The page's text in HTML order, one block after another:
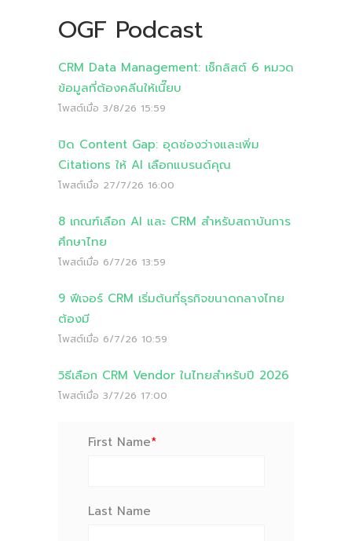
OGF Podcast
CRM Data Management: เช็กลิสต์ 6 หมวด
ข้อมูลที่ต้องคลีนให้เนี๊ยบ
โพสต์เมื่อ 3/8/26 15:59
ปิด Content Gap: อุดช่องว่างและเพิ่ม
Citations ให้ AI เลือกแบรนด์คุณ
โพสต์เมื่อ 27/7/26 16:00
8 เกณฑ์เลือก AI และ CRM สำหรับสถาบันการ
ศึกษาไทย
โพสต์เมื่อ 6/7/26 13:59
9 ฟีเจอร์ CRM เริ่มต้นที่ธุรกิจขนาดกลางไทย
ต้องมี
โพสต์เมื่อ 6/7/26 10:59
วิธีเลือก CRM Vendor ในไทยสำหรับปี 2026
โพสต์เมื่อ 3/7/26 17:00
First Name*
Last Name